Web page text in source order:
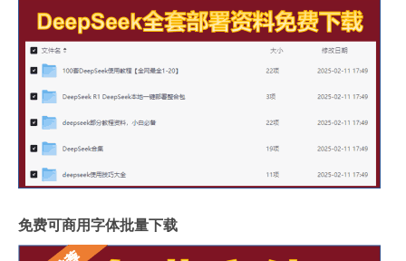
免费可商用字体批量下载